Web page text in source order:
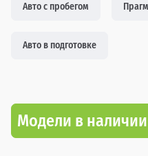
Авто с пробегом
Авто в подготовке
Модели в наличии